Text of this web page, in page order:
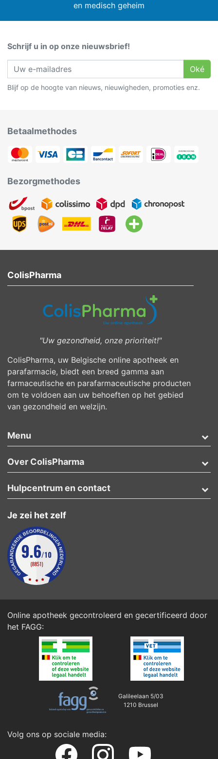
en medisch geheim
Schrijf u in op onze nieuwsbrief!
Oké
Blijf op de hoogte van nieuws, nieuwigheden, promoties enz.
Betaalmethodes
Bezorgmethodes
ColisPharma
"Uw gezondheid, onze prioriteit!"
ColisPharma, uw Belgische online apotheek en
parafarmacie, biedt een breed gamma aan
farmaceutische en parafarmaceutische producten
om te voldoen aan uw behoeften op het gebied
van gezondheid en welzijn.
Menu
Over ColisPharma
Je zei het zelf
Hulpcentrum en contact
Online apotheek gecontroleerd en gecertificeerd door
het FAGG:
Galileelaan 5/03
1210 Brussel
Volg ons op sociale media: